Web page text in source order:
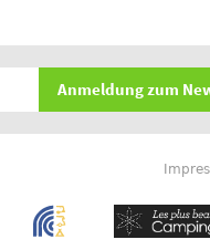
Anmeldung zum